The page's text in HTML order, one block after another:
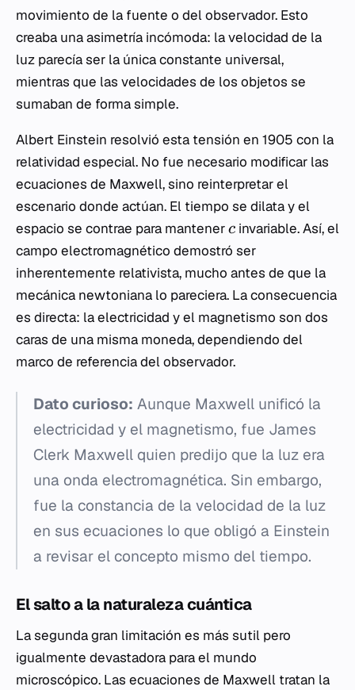
movimiento de la fuente o del observador. Esto
creaba una asimetría incómoda: la velocidad de la
luz parecía ser la única constante universal,
mientras que las velocidades de los objetos se
sumaban de forma simple.
Albert Einstein resolvió esta tensión en 1905 con la
relatividad especial. No fue necesario modificar las
ecuaciones de Maxwell, sino reinterpretar el
escenario donde actúan. El tiempo se dilata y el
espacio se contrae para mantener c invariable. Así, el
campo electromagnético demostró ser
inherentemente relativista, mucho antes de que la
mecánica newtoniana lo pareciera. La consecuencia
es directa: la electricidad y el magnetismo son dos
caras de una misma moneda, dependiendo del
marco de referencia del observador.
Dato curioso: Aunque Maxwell unificó la
electricidad y el magnetismo, fue James
Clerk Maxwell quien predijo que la luz era
una onda electromagnética. Sin embargo,
fue la constancia de la velocidad de la luz
en sus ecuaciones lo que obligó a Einstein
a revisar el concepto mismo del tiempo.
El salto a la naturaleza cuántica
La segunda gran limitación es más sutil pero
igualmente devastadora para el mundo
microscópico. Las ecuaciones de Maxwell tratan la